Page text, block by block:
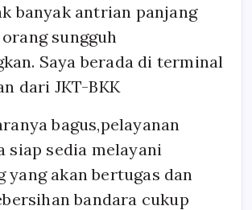
banyak antrian panjang
sungguh
Saya berada di terminal
dari JKT-BKK
bagus,pelayanan
siap sedia melayani
yang akan bertugas dan
bandara cukup